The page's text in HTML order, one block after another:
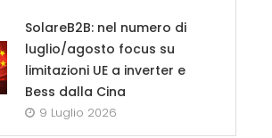
SolareB2B: nel numero di
luglio/agosto focus su
limitazioni UE a inverter e
Bess dalla Cina
9 Luglio 2026